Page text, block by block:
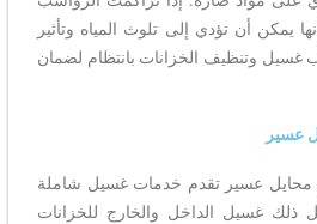
يمكن أن تؤدي إلى تلوث المياه وتأثير
وتنظيف الخزانات بانتظام لضمان
عسير
عسير تقدم خدمات غسيل شاملة
ذلك غسيل الداخل والخارج للخزانات